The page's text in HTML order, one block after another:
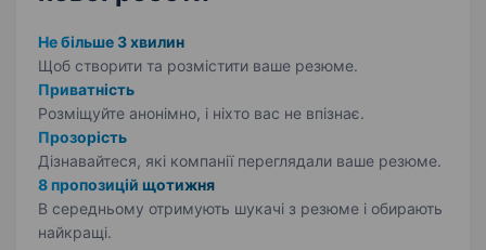
Не більше 3 хвилин
Щоб створити та розмістити ваше резюме.
Приватність
Розміщуйте анонімно, і ніхто вас не впізнає.
Прозорість
Дізнавайтеся, які компанії переглядали ваше резюме.
8 пропозицій щотижня
В середньому отримують шукачі з резюме і обирають
найкращі.